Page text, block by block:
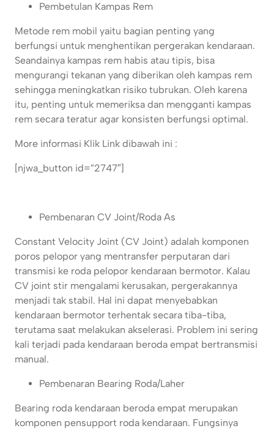
Pembetulan Kampas Rem
Metode rem mobil yaitu bagian penting yang
berfungsi untuk menghentikan pergerakan kendaraan.
Seandainya kampas rem habis atau tipis, bisa
mengurangi tekanan yang diberikan oleh kampas rem
sehingga meningkatkan risiko tubrukan. Oleh karena
itu, penting untuk memeriksa dan mengganti kampas
rem secara teratur agar konsisten berfungsi optimal.
More informasi Klik Link dibawah ini :
[njwa_button id=”2747″]
Pembenaran CV Joint/Roda As
Constant Velocity Joint (CV Joint) adalah komponen
poros pelopor yang mentransfer perputaran dari
transmisi ke roda pelopor kendaraan bermotor. Kalau
CV joint stir mengalami kerusakan, pergerakannya
menjadi tak stabil. Hal ini dapat menyebabkan
kendaraan bermotor terhentak secara tiba-tiba,
terutama saat melakukan akselerasi. Problem ini sering
kali terjadi pada kendaraan beroda empat bertransmisi
manual.
Pembenaran Bearing Roda/Laher
Bearing roda kendaraan beroda empat merupakan
komponen pensupport roda kendaraan. Fungsinya